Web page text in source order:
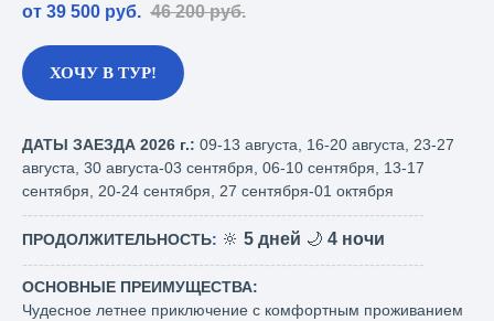
от 39 500 руб. 46 200 руб.
ХОЧУ В ТУР!
ДАТЫ ЗАЕЗДА 2026 г.: 09-13 августа, 16-20 августа, 23-27
августа, 30 августа-03 сентября, 06-10 сентября, 13-17
сентября, 20-24 сентября, 27 сентября-01 октября
-------------------------------------------------------------------------
ПРОДОЛЖИТЕЛЬНОСТЬ: 🔆 5 дней 🌙 4 ночи
-------------------------------------------------------------------------
ОСНОВНЫЕ ПРЕИМУЩЕСТВА:
Чудесное летнее приключение с комфортным проживанием